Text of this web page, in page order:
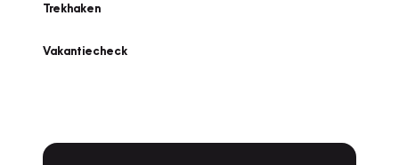
Trekhaken
Vakantiecheck